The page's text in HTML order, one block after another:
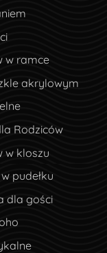
w ramce
akrylowym
Rodziców
w kloszu
pudełku
dla gości